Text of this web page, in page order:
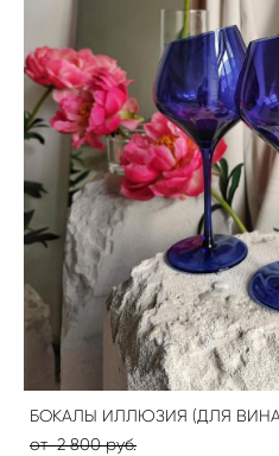
БОКАЛЫ ИЛЛЮЗИЯ (ДЛЯ
от 2 800 pуб.